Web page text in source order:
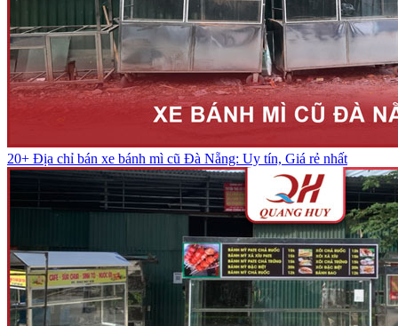
20+ Địa chỉ bán xe bánh mì cũ Đà Nẵng: Uy tín, Giá rẻ nhất